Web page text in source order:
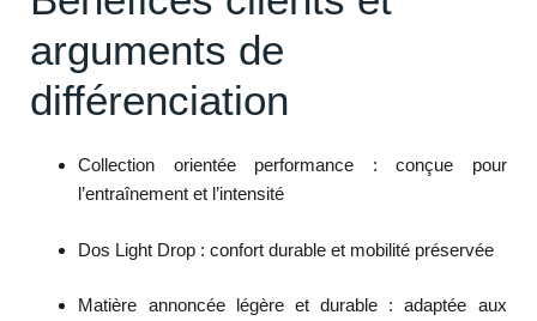
arguments de
différenciation
Collection orientée performance : conçue pour
l’entraînement et l’intensité
Dos Light Drop : confort durable et mobilité préservée
Matière annoncée légère et durable : adaptée aux